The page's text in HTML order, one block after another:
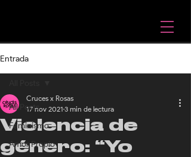
Entrada
All Posts
Feminismo
Amor Propio
Violencia de
género: “Yo
Cruces x Rosas
17 nov 2021 3 min de lectura